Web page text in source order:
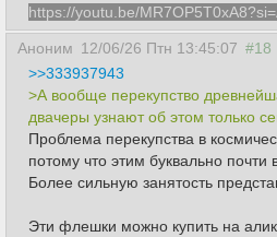
https://youtu.be/
Аноним 12/06/26 Птн 13:45:07 #18
>>333937943
>А вообще перекупство
двачеры узнают об этом только
Проблема перекупства в
потому что этим буквально почти
Более сильную занятость
Эти флешки можно купить на